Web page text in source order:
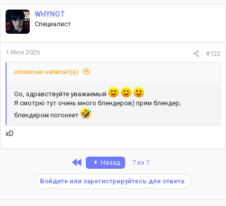
WHYNOT
Специалист
1 Июн 2026 #122
crossover написал(а):
Оо, здравствуйте уважаемый
Я смотрю тут очень много блендеров) прям блендер,
блендером погоняет
xD
Назад 7 из 7
Войдите или зарегистрируйтесь для ответа.